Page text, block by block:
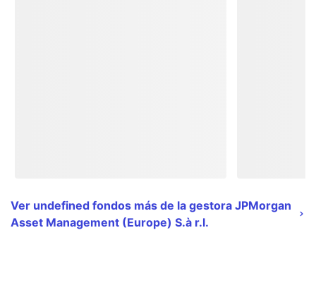
Ver undefined fondos más de la gestora JPMorgan
Asset Management (Europe) S.à r.l.